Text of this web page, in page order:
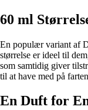
60 ml
En populær variant af
størrelse er ideel til
som samtidig giver
til at have med på
En Duft for